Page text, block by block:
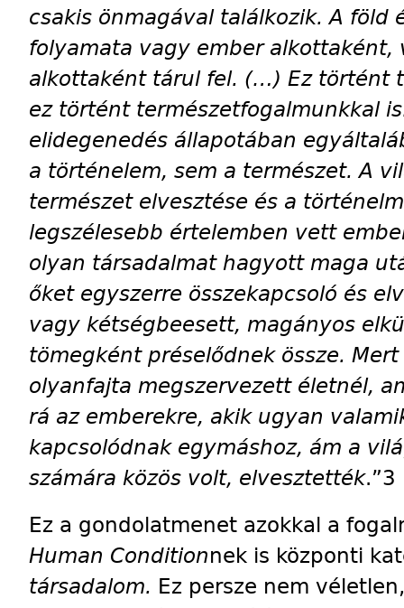
csakis önmagával találkozik. A föld
folyamata vagy ember alkottaként,
alkottaként tárul fel. (…) Ez történt
ez történt természetfogalmunkkal
elidegenedés állapotában
a történelem, sem a természet. A
természet elvesztése és a
legszélesebb értelemben vett
olyan társadalmat hagyott maga
őket egyszerre összekapcsoló és
vagy kétségbeesett, magányos
tömegként préselődnek össze.
olyanfajta megszervezett életnél,
rá az emberekre, akik ugyan
kapcsolódnak egymáshoz, ám a
számára közös volt, elvesztették.”3
Ez a gondolatmenet azokkal a
Human Conditionnek is központi
társadalom. Ez persze nem